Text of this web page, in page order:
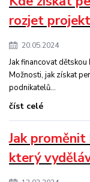
rozjet projekt
20.05.2024
Jak financovat
Možnosti, jak získat
podnikatelů...
číst celé
Jak
který